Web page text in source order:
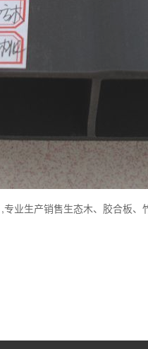
业生产销售生态木、胶合板